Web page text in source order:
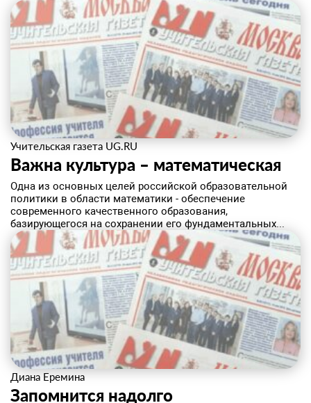
Учительская газета UG.RU
Важна культура – математическая
​Одна из основных целей российской образовательной
политики в области математики - обеспечение
современного качественного образования,
базирующегося на сохранении его фундаментальных...
Диана Еремина
​Запомнится надолго